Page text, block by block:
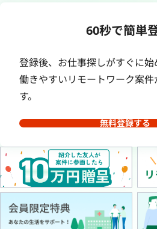
60秒で簡単
登録後、お仕事探しがすぐに始
働きやすいリモートワーク案
す。
無料登録する